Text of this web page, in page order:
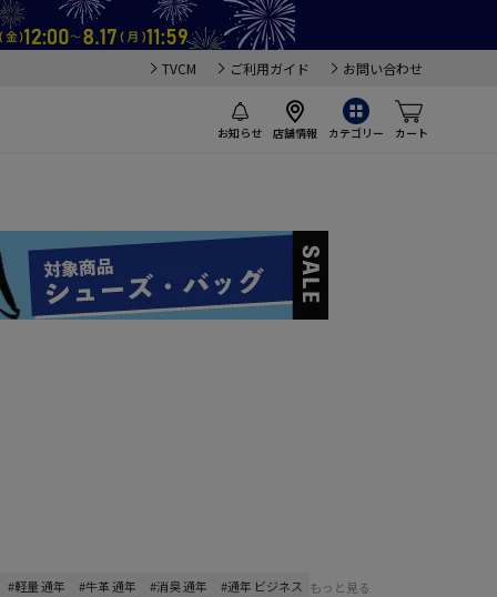
TVCM ご利用ガイド お問い合わせ
お知らせ 店舗情報 カテゴリー カート
#軽量 通年 #牛革 通年 #消臭 通年 #通年 ビジネス もっと見る